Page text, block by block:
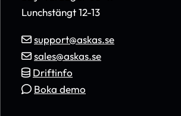
Lunchstängt 12-13
support@askas.se
sales@askas.se
Driftinfo
Boka demo